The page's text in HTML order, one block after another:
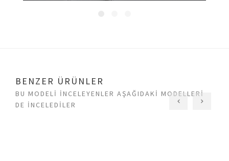
BENZER ÜRÜNLER
BU MODELI INCELEYENLER AŞAĞIDAKI MODELLERI
DE INCELEDILER